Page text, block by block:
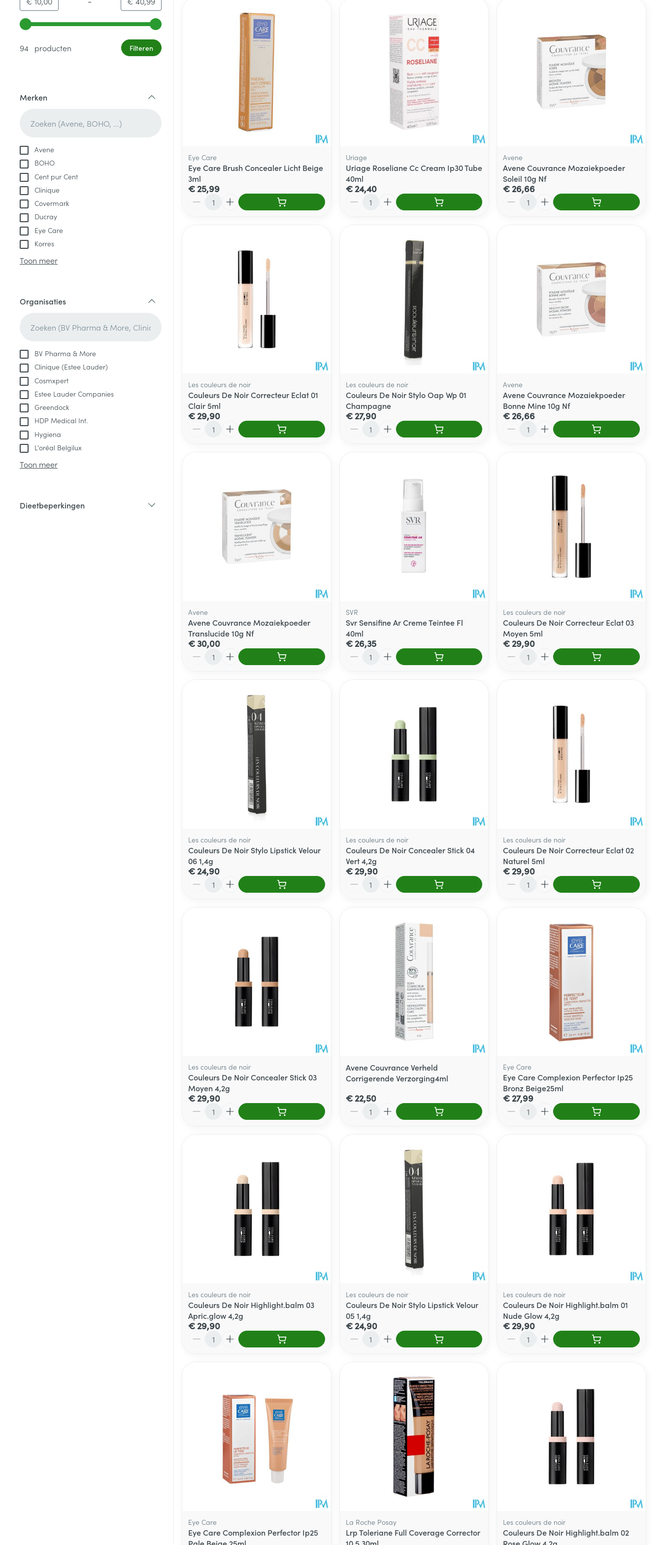
Gebruik de pijltjestoetsen links en rechts om de minimale en maximale prijswaarden aan te passen.
94 producten
Filteren
Merken
Avene
BOHO
Cent pur Cent
Clinique
Covermark
Ducray
Eye Care
Korres
Toon meer
Organisaties
BV Pharma & More
Clinique (Estee Lauder)
Cosmxpert
Estee Lauder Companies
Greendock
HDP Medical Int.
Hygiena
L'oréal Belgilux
Toon meer
Dieetbeperkingen
Eye Care
Eye Care Brush Concealer Licht Beige
3ml
€ 25,99
Uriage
Uriage Roseliane Cc Cream Ip30 Tube
40ml
€ 24,40
Avene
Avene Couvrance Mozaiekpoeder
Soleil 10g Nf
€ 26,66
Les couleurs de noir
Couleurs De Noir Correcteur Eclat 01
Clair 5ml
€ 29,90
Les couleurs de noir
Couleurs De Noir Stylo Oap Wp 01
Champagne
€ 27,90
Avene
Avene Couvrance Mozaiekpoeder
Bonne Mine 10g Nf
€ 26,66
Avene
Avene Couvrance Mozaiekpoeder
Translucide 10g Nf
€ 30,00
SVR
Svr Sensifine Ar Creme Teintee Fl
40ml
€ 26,35
Les couleurs de noir
Couleurs De Noir Correcteur Eclat 03
Moyen 5ml
€ 29,90
Les couleurs de noir
Couleurs De Noir Stylo Lipstick Velour
06 1,4g
€ 24,90
Les couleurs de noir
Couleurs De Noir Concealer Stick 04
Vert 4,2g
€ 29,90
Les couleurs de noir
Couleurs De Noir Correcteur Eclat 02
Naturel 5ml
€ 29,90
Les couleurs de noir
Couleurs De Noir Concealer Stick 03
Moyen 4,2g
€ 29,90
Avene Couvrance Verheld
Corrigerende Verzorging4ml
€ 22,50
Eye Care
Eye Care Complexion Perfector Ip25
Bronz Beige25ml
€ 27,99
Les couleurs de noir
Couleurs De Noir Highlight.balm 03
Apric.glow 4,2g
€ 29,90
Les couleurs de noir
Couleurs De Noir Stylo Lipstick Velour
05 1,4g
€ 24,90
Les couleurs de noir
Couleurs De Noir Highlight.balm 01
Nude Glow 4,2g
€ 29,90
Eye Care
Eye Care Complexion Perfector Ip25
Pale Beige 25ml
La Roche Posay
Lrp Toleriane Full Coverage Corrector
10,5 30ml
Les couleurs de noir
Couleurs De Noir Highlight.balm 02
Rose Glow 4,2g